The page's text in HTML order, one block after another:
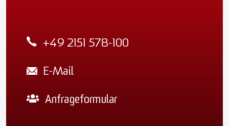
+49 2151 578-100
E-Mail
Anfrageformular